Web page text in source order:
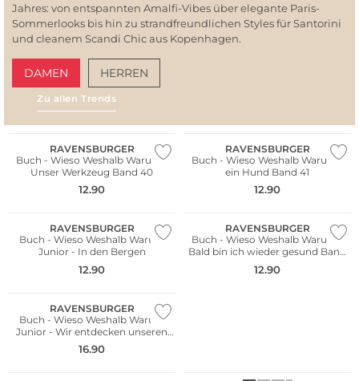
Jahres: von entspannten Amalfi-Vibes über elegante Paris-
Sommerlooks bis hin zu strandfreundlichen Styles für Santorini
und cleanem Scandi Chic aus Kopenhagen.
DAMEN HERREN
Zu allen Trends
RAVENSBURGER
Buch - Wieso Weshalb Warum -
Unser Werkzeug Band 40
12.90
RAVENSBURGER
Buch - Wieso Weshalb Warum -
ein Hund Band 41
12.90
RAVENSBURGER
Buch - Wieso Weshalb Warum
Junior - In den Bergen
12.90
RAVENSBURGER
Buch - Wieso Weshalb Warum -
Bald bin ich wieder gesund Band
45
12.90
RAVENSBURGER
Buch - Wieso Weshalb Warum
Junior - Wir entdecken unseren
Körper
16.90